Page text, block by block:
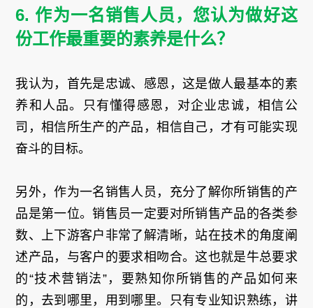
6. 作为一名销售人员，您认为做好这
份工作最重要的素养是什么？
我认为，首先是忠诚、感恩，这是做人最基本的素
养和人品。只有懂得感恩，对企业忠诚，相信公
司，相信所生产的产品，相信自己，才有可能实现
奋斗的目标。
另外，作为一名销售人员，充分了解你所销售的产
品是第一位。销售员一定要对所销售产品的各类参
数、上下游客户非常了解清晰，站在技术的角度阐
述产品，与客户的要求相吻合。这也就是牛总要求
的“技术营销法”，要熟知你所销售的产品如何来
的，去到哪里，用到哪里。只有专业知识熟练，讲